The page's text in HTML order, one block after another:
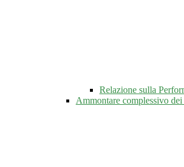
Relazione sulla
Ammontare complessivo dei